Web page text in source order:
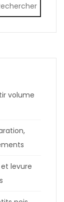
volume
levure